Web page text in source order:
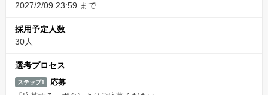
2027/2/09 23:59 まで
採用予定人数
30人
選考プロセス
ステップ1
応募